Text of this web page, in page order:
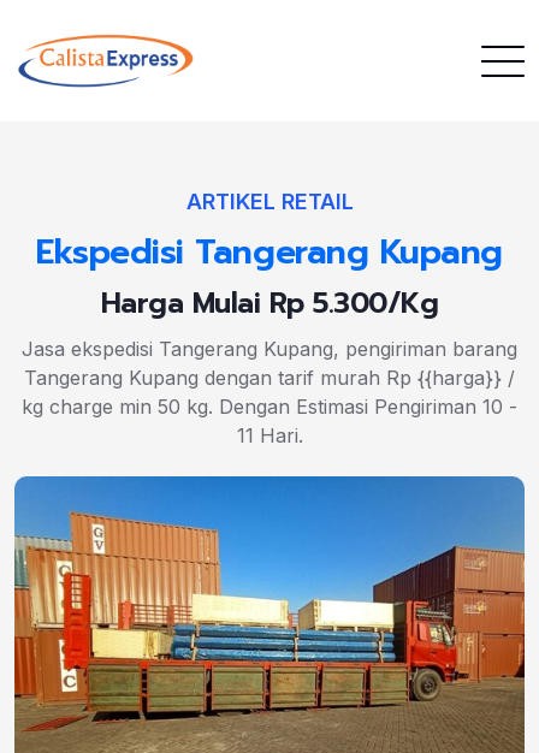
ARTIKEL RETAIL
Ekspedisi Tangerang Kupang
Harga Mulai Rp 5.300/Kg
Jasa ekspedisi Tangerang Kupang, pengiriman barang
Tangerang Kupang dengan tarif murah Rp {{harga}} /
kg charge min 50 kg. Dengan Estimasi Pengiriman 10 -
11 Hari.